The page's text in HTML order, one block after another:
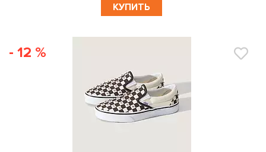
КУПИТЬ
- 12 %